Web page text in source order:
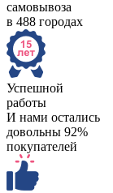
самовывоза
в 488 городах
Успешной
работы
И нами остались
довольны 92%
покупателей